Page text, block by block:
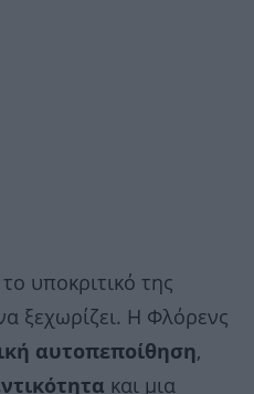
υποκριτικό της
ξεχωρίζει. Η Φλόρενς
αυτοπεποίθηση,
και μια